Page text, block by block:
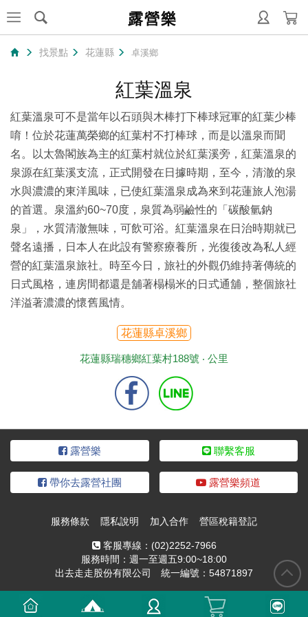
露營樂
找景點 花蓮縣 卓溪鄉
紅葉溫泉
紅葉溫泉可不是當年以石頭與木棒打下棒球冠軍的紅葉少棒
唷！位於花蓮萬榮鄉的紅葉村不打棒球，而是以溫泉而聞
名。以太魯閣族為主的紅葉村就位於紅葉溪旁，紅葉溫泉的
泉源在紅葉溪支流，正式開發在日據時期，至今，清澈的泉
水與濃濃的東洋風味，已使紅葉溫泉成為來到花蓮旅人泡湯
的首選。泉溫約60~70度，泉質為弱鹼性的「碳酸氫鈉
泉」，水質清澈無味，可飲可浴。紅葉溫泉在日治時期就已
聲名遠播，日本人在此設有警察療養所，光復後改為私人經
營的紅葉溫泉旅社。時至今日，旅社的外觀仍維持著傳統的
日式風格，連房間都還是舖著榻榻米的日式通舖，整個旅社
洋溢著濃濃的懷舊風情。
花蓮縣卓溪鄉
花蓮縣瑞穗鄉紅葉村188號 ‧ 公里
露營樂 聯繫客服
帶你去露營社團 露營樂頻道
服務條款 隱私說明 加入合作 營區稅籍登記
客服專線： (02)2252-7966
服務時間：週一至週五9:00~18:00
出去走走股份有限公司 統一編號：54871897